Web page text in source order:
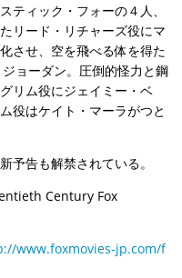
ティック・フォーの４人、
リード・リチャーズ役にマ
させ、空を飛べる体を得た
ョーダン。圧倒的怪力と鋼
リム役にジェイミー・ベ
役はケイト・マーラがつと
予告も解禁されている。
Century Fox
www.foxmovies-jp.com/f